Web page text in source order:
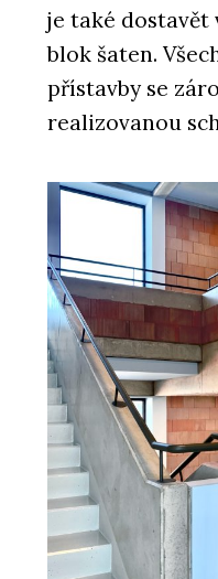
je také dostavět
blok šaten.
přístavby se
realizovanou